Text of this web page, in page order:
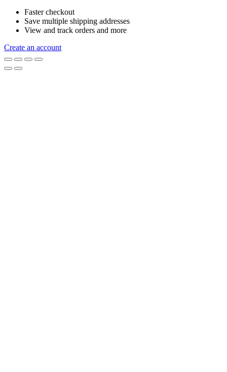
Faster checkout
Save multiple shipping addresses
View and track orders and more
Create an account